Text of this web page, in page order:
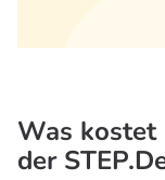
Was kostet
der